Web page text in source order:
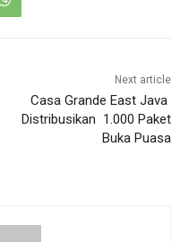
Next article
Casa Grande East Java
Distribusikan 1.000 Paket
Buka Puasa